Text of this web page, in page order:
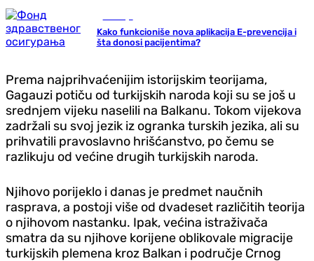
Kako funkcioniše nova aplikacija E-prevencija i
šta donosi pacijentima?
Prema najprihvaćenijim istorijskim teorijama,
Gagauzi potiču od turkijskih naroda koji su se još u
srednjem vijeku naselili na Balkanu. Tokom vijekova
zadržali su svoj jezik iz ogranka turskih jezika, ali su
prihvatili pravoslavno hrišćanstvo, po čemu se
razlikuju od većine drugih turkijskih naroda.
Njihovo porijeklo i danas je predmet naučnih
rasprava, a postoji više od dvadeset različitih teorija
o njihovom nastanku. Ipak, većina istraživača
smatra da su njihove korijene oblikovale migracije
turkijskih plemena kroz Balkan i područje Crnog